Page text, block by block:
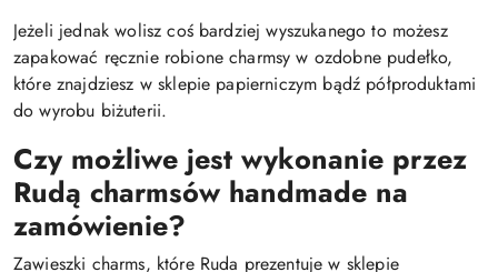
Jeżeli jednak wolisz coś bardziej wyszukanego to możesz
zapakować ręcznie robione charmsy w ozdobne pudełko,
które znajdziesz w sklepie papierniczym bądź półproduktami
do wyrobu biżuterii.
Czy możliwe jest wykonanie przez
Rudą charmsów handmade na
zamówienie?
Zawieszki charms, które Ruda prezentuje w sklepie